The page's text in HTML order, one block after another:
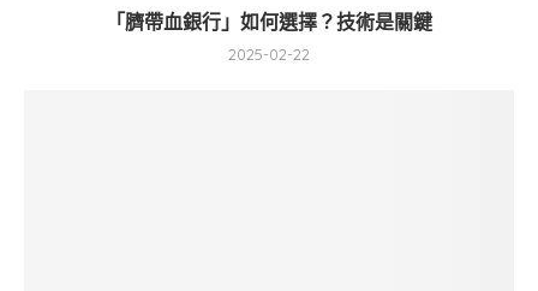
「臍帶血銀行」如何選擇？技術是關鍵
2025-02-22